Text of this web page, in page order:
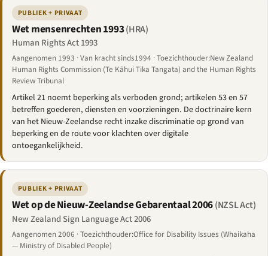
PUBLIEK + PRIVAAT
Wet mensenrechten 1993(HRA)
Human Rights Act 1993
Aangenomen 1993 · Van kracht sinds1994 · Toezichthouder:New Zealand
Human Rights Commission (Te Kāhui Tika Tangata) and the Human Rights
Review Tribunal
Artikel 21 noemt beperking als verboden grond; artikelen 53 en 57
betreffen goederen, diensten en voorzieningen. De doctrinaire kern
van het Nieuw-Zeelandse recht inzake discriminatie op grond van
beperking en de route voor klachten over digitale
ontoegankelijkheid.
PUBLIEK + PRIVAAT
Wet op de Nieuw-Zeelandse Gebarentaal 2006(NZSL Act)
New Zealand Sign Language Act 2006
Aangenomen 2006 · Toezichthouder:Office for Disability Issues (Whaikaha
— Ministry of Disabled People)